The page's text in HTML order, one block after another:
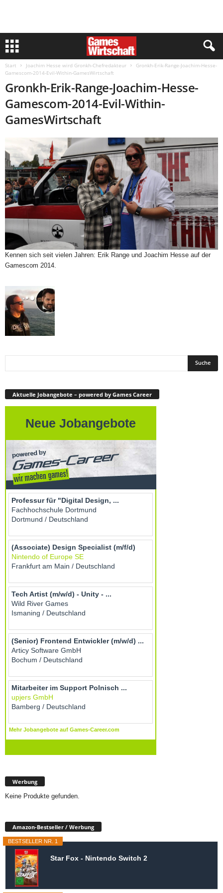
Start Joachim Hesse wird Gronkh-Chefredakteur
Gronkh-Erik-Range-Joachim-Hesse-
Gamescom-2014-Evil-Within-GamesWirtschaft
Gronkh-Erik-Range-Joachim-Hesse-
Gamescom-2014-Evil-Within-
GamesWirtschaft
Kennen sich seit vielen Jahren: Erik Range und Joachim Hesse auf der
Gamescom 2014.
Aktuelle Jobangebote – powered by Games Career
Werbung
Keine Produkte gefunden.
Amazon-Bestseller / Werbung
BESTSELLER NR. 1
Star Fox - Nintendo Switch 2